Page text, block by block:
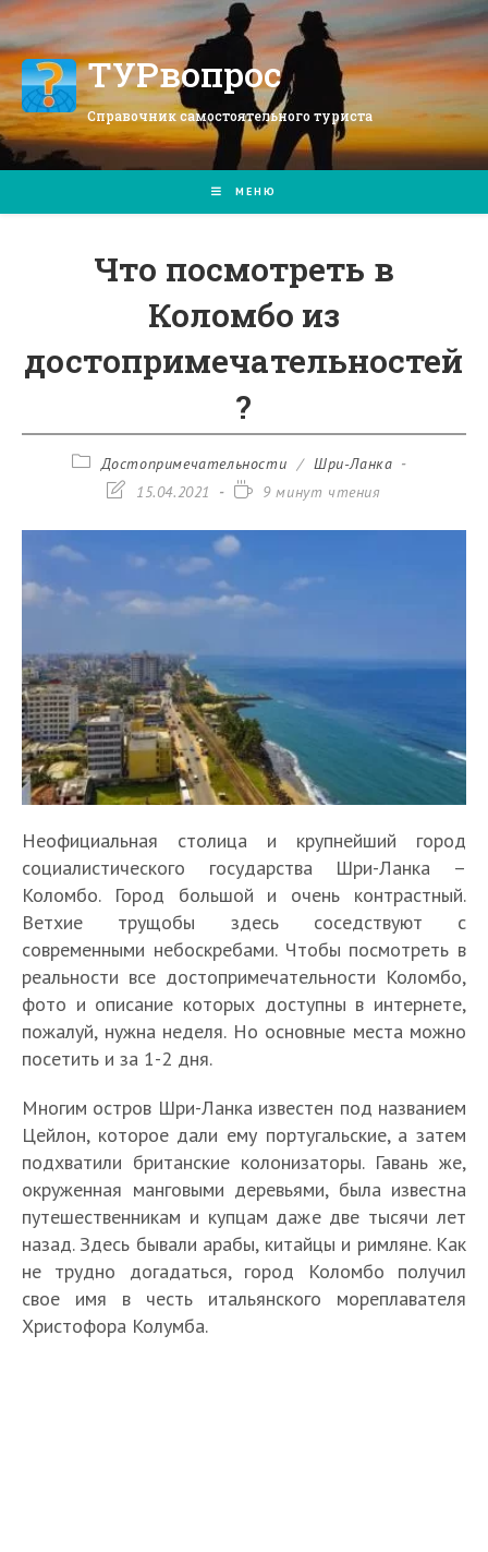
Перейти
к
содержимомуТУРвопрос
Справочник самостоятельного туриста
МЕНЮ
Что посмотреть в
Коломбо из
достопримечательностей
?
Рубрика
записи:
Достопримечательности / Шри-Ланка
Запись15.04.2021
Время9 минут чтения
Неофициальная столица и крупнейший город
социалистического государства Шри-Ланка –
Коломбо. Город большой и очень контрастный.
Ветхие трущобы здесь соседствуют с
современными небоскребами. Чтобы посмотреть в
реальности все достопримечательности Коломбо,
фото и описание которых доступны в интернете,
пожалуй, нужна неделя. Но основные места можно
посетить и за 1-2 дня.
Многим остров Шри-Ланка известен под названием
Цейлон, которое дали ему португальские, а затем
подхватили британские колонизаторы. Гавань же,
окруженная манговыми деревьями, была известна
путешественникам и купцам даже две тысячи лет
назад. Здесь бывали арабы, китайцы и римляне. Как
не трудно догадаться, город Коломбо получил
свое имя в честь итальянского мореплавателя
Христофора Колумба.